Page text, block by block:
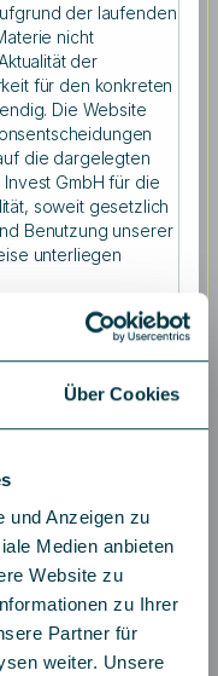
Über Cookies
und Anzeigen zu
Medien anbieten
Website zu
zu Ihrer
Partner für
weiter. Unsere
die
regulatorische
Klimarisiken direkt
Thomas Dangl,
Center und
Universität
helfen kann, aus
Exposure
Intelligenz
von Textdaten zu
Nachrichtenartikeln
zu
ein. Wir finden
befinden, in
Erwartungen
konnten und von
Prof. DDr. Dangl
haben“, so
der laufenden
nicht
der
für den konkreten
Die Website
die dargelegten
GmbH für die
soweit gesetzlich
Benutzung unserer
unterliegen
wird auf der
Begriffe gelten
für beide